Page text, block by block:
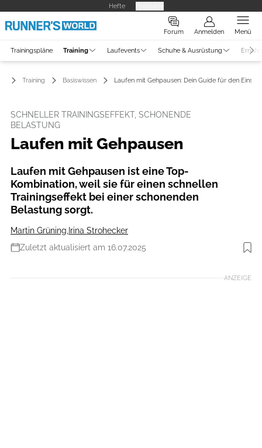
Hefte
Forum Anmelden Menü
Trainingspläne Training Laufevents Schuhe & Ausrüstung
Training Basiswissen Laufen mit Gehpausen: Dein Guide für den
SCHNELLER TRAININGSEFFEKT, SCHONENDE
BELASTUNG
Laufen mit Gehpausen
Laufen mit Gehpausen ist eine Top-
Kombination, weil sie für einen schnellen
Trainingseffekt bei einer schonenden
Belastung sorgt.
Martin Grüning Irina Strohecker
Zuletzt aktualisiert am 16.07.2025
Foto: iStockphoto
ANZEIGE